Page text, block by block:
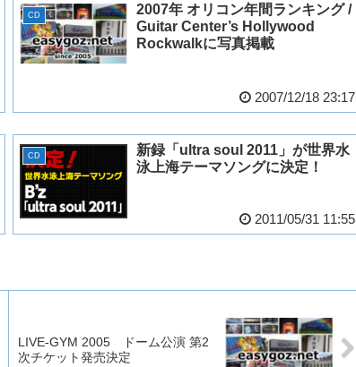
CD
2007年 オリコン年間ランキング /
Guitar Center’s Hollywood
Rockwalkに写真掲載
2007/12/18 23:17
CD
新録「ultra soul 2011」が世界水
泳上海テーマソングに決定！
2011/05/31 11:55
LIVE-GYM 2005 ドーム公演 第2
次チケット発売決定